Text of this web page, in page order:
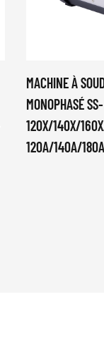
MACHINE À
MONOPHASÉ SS-
120X/140X/
120A/140A/